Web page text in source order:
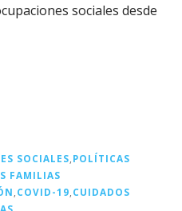
sociales desde
SOCIALES POLÍTICAS
FAMILIAS
COVID-19 CUIDADOS